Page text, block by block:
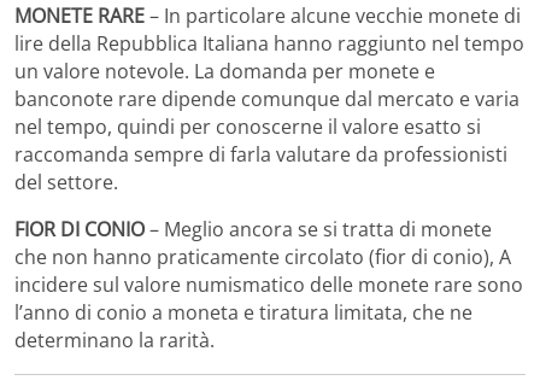
MONETE RARE– In particolare alcune vecchie monete di
lire della Repubblica Italiana hanno raggiunto nel tempo
un valore notevole. La domanda per monete e
banconote rare dipende comunque dal mercato e varia
nel tempo, quindi per conoscerne il valore esatto si
raccomanda sempre di farla valutare da professionisti
del settore.
FIOR DI CONIO– Meglio ancora se si tratta di monete
che non hanno praticamente circolato (fior di conio), A
incidere sul valore numismatico delle monete rare sono
l’anno di conio a moneta e tiratura limitata, che ne
determinano la rarità.